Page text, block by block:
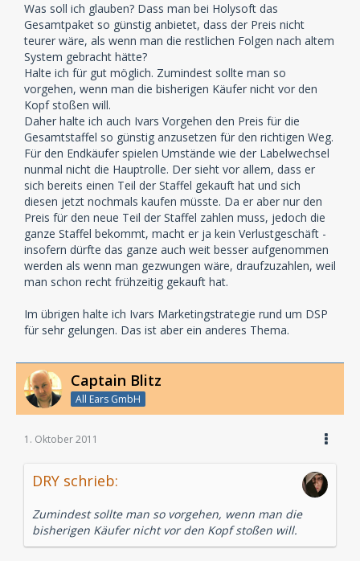
Was soll ich glauben? Dass man bei Holysoft das
Gesamtpaket so günstig anbietet, dass der Preis nicht
teurer wäre, als wenn man die restlichen Folgen nach altem
System gebracht hätte?
Halte ich für gut möglich. Zumindest sollte man so
vorgehen, wenn man die bisherigen Käufer nicht vor den
Kopf stoßen will.
Daher halte ich auch Ivars Vorgehen den Preis für die
Gesamtstaffel so günstig anzusetzen für den richtigen Weg.
Für den Endkäufer spielen Umstände wie der Labelwechsel
nunmal nicht die Hauptrolle. Der sieht vor allem, dass er
sich bereits einen Teil der Staffel gekauft hat und sich
diesen jetzt nochmals kaufen müsste. Da er aber nur den
Preis für den neue Teil der Staffel zahlen muss, jedoch die
ganze Staffel bekommt, macht er ja kein Verlustgeschäft -
insofern dürfte das ganze auch weit besser aufgenommen
werden als wenn man gezwungen wäre, draufzuzahlen, weil
man schon recht frühzeitig gekauft hat.
Im übrigen halte ich Ivars Marketingstrategie rund um DSP
für sehr gelungen. Das ist aber ein anderes Thema.
Captain Blitz
All Ears GmbH
1. Oktober 2011
DRY schrieb:
Zumindest sollte man so vorgehen, wenn man die
bisherigen Käufer nicht vor den Kopf stoßen will.